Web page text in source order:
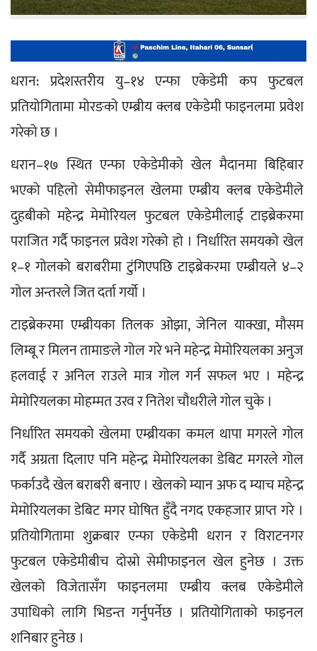
धरान: प्रदेशस्तरीय यु–१४ एन्फा एकेडेमी कप फुटबल
प्रतियोगितामा मोरङको एम्ब्रीय क्लब एकेडेमी फाइनलमा प्रवेश
गरेको छ ।
धरान–१७ स्थित एन्फा एकेडेमीको खेल मैदानमा बिहिबार
भएको पहिलो सेमीफाइनल खेलमा एम्ब्रीय क्लब एकेडेमीले
दुहबीको महेन्द्र मेमोरियल फुटबल एकेडेमीलाई टाइब्रेकरमा
पराजित गर्दै फाइनल प्रवेश गरेको हो । निर्धारित समयको खेल
१–१ गोलको बराबरीमा टुंगिएपछि टाइब्रेकरमा एम्ब्रीयले ४–२
गोल अन्तरले जित दर्ता गर्यो ।
टाइब्रेकरमा एम्ब्रीयका तिलक ओझा, जेनिल याक्खा, मौसम
लिम्बू र मिलन तामाङले गोल गरे भने महेन्द्र मेमोरियलका अनुज
हलवाई र अनिल राउले मात्र गोल गर्न सफल भए । महेन्द्र
मेमोरियलका मोहम्मत उरव र नितेश चौधरीले गोल चुके ।
निर्धारित समयको खेलमा एम्ब्रीयका कमल थापा मगरले गोल
गर्दै अग्रता दिलाए पनि महेन्द्र मेमोरियलका डेबिट मगरले गोल
फर्काउदै खेल बराबरी बनाए । खेलको म्यान अफ द म्याच महेन्द्र
मेमोरियलका डेबिट मगर घोषित हुँदै नगद एकहजार प्राप्त गरे ।
प्रतियोगितामा शुक्रबार एन्फा एकेडेमी धरान र विराटनगर
फुटबल एकेडेमीबीच दोस्रो सेमीफाइनल खेल हुनेछ । उक्त
खेलको विजेतासँग फाइनलमा एम्ब्रीय क्लब एकेडेमीले
उपाधिको लागि भिडन्त गर्नुपर्नेछ । प्रतियोगिताको फाइनल
शनिबार हुनेछ ।